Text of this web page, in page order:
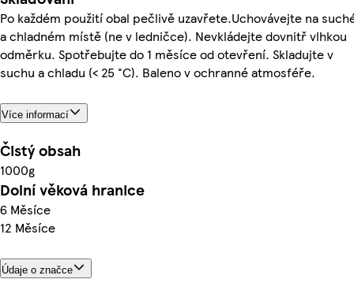
Po každém použití obal pečlivě uzavřete.Uchovávejte na
a chladném místě (ne v ledničce). Nevkládejte dovnitř vlhkou
odměrku. Spotřebujte do 1 měsíce od otevření. Skladujte v
suchu a chladu (< 25 °C). Baleno v ochranné atmosféře.
Více informací
Čistý obsah
1000g
Dolní věková hranice
6 Měsíce
12 Měsíce
Údaje o značce